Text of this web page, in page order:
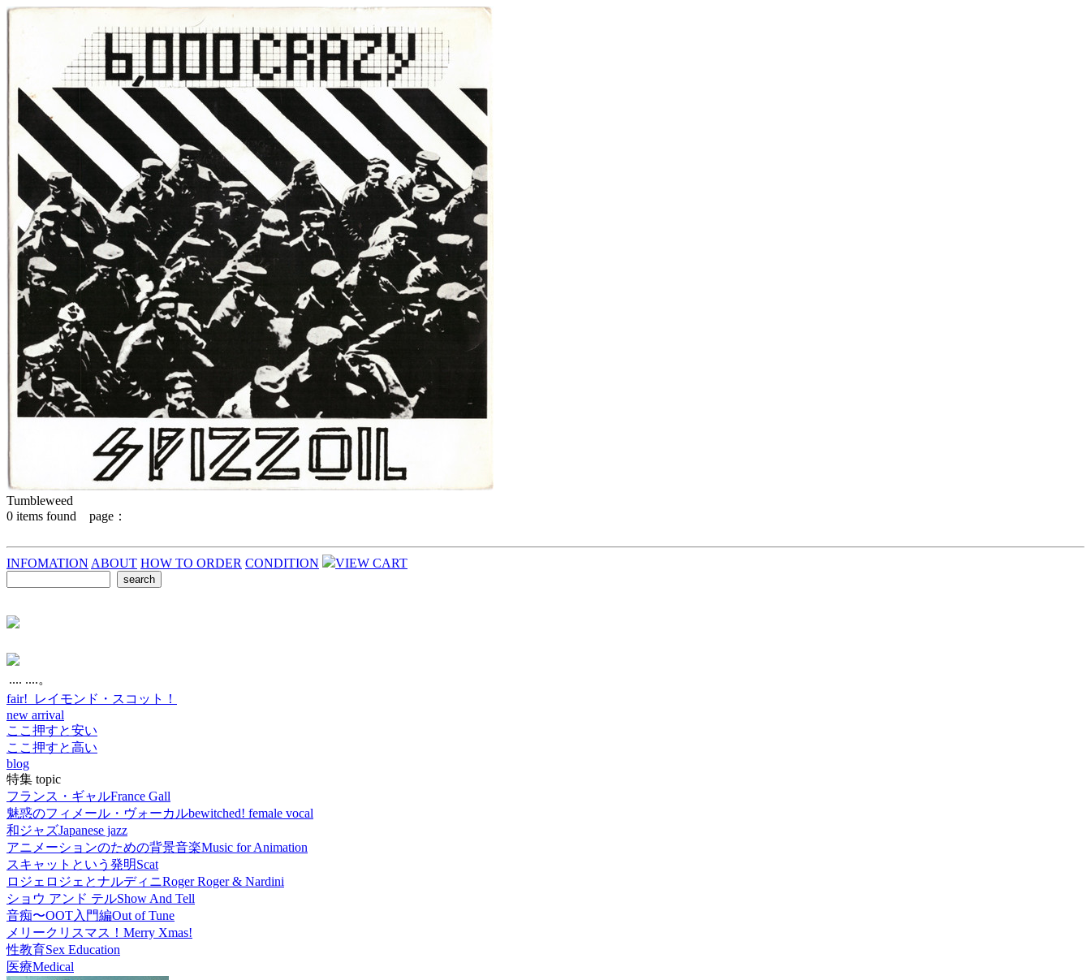
Tumbleweed
0 items found page：
INFOMATION ABOUT HOW TO ORDER CONDITION VIEW CART
.... ....。
fair! レイモンド・スコット！
new arrival
ここ押すと安い
ここ押すと高い
blog
特集 topic
フランス・ギャルFrance Gall
魅惑のフィメール・ヴォーカルbewitched! female vocal
和ジャズJapanese jazz
アニメーションのための背景音楽Music for Animation
スキャットという発明Scat
ロジェロジェとナルディニRoger Roger & Nardini
ショウ アンド テルShow And Tell
音痴〜OOT入門編Out of Tune
メリークリスマス！ Merry Xmas!
性教育Sex Education
医療Medical